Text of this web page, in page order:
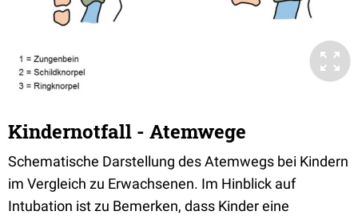
Kindernotfall - Atemwege
Schematische Darstellung des Atemwegs bei Kindern
im Vergleich zu Erwachsenen. Im Hinblick auf
Intubation ist zu Bemerken, dass Kinder eine